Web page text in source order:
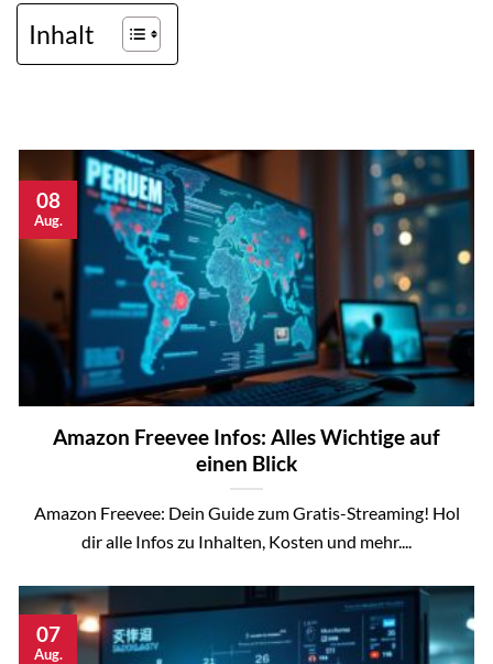
Inhalt
Amazon Freevee Infos: Alles Wichtige auf
einen Blick
Amazon Freevee: Dein Guide zum Gratis-Streaming! Hol
dir alle Infos zu Inhalten, Kosten und mehr....
08
Aug.
07
Aug.